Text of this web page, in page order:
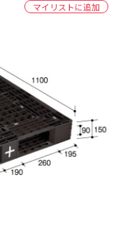
マイリストに追加